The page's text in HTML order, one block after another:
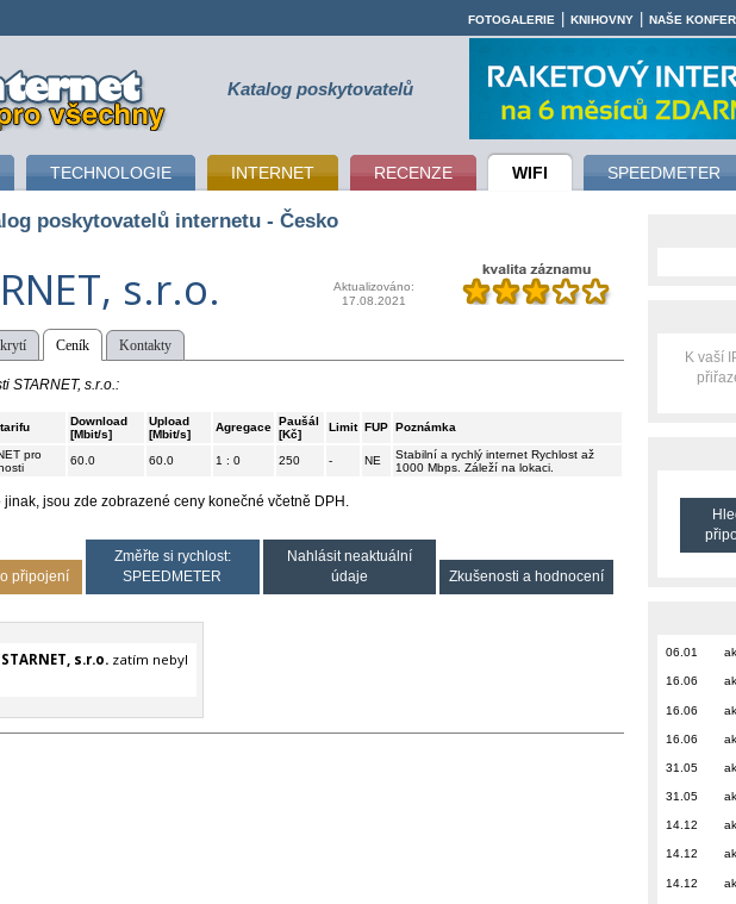
k internetu Katalog poskytovatelů
TECHNOLOGIE INTERNET RECENZE WIFI SPEEDMETER
FOTOGALERIE KNIHOVNY NAŠE
poskytovatelů internetu - Česko
s.r.o.
Aktualizováno:
17.08.2021
Ceník Kontakty
STARNET, s.r.o.:
Download
[Mbit/s]
Upload
[Mbit/s]
Agregace Paušál
[Kč]
Limit FUP Poznámka
pro
60.0 60.0 1 : 0 250 - NE
Stabilní a rychlý internet Rychlost až
1000 Mbps. Záleží na lokaci.
jsou zde zobrazené ceny konečné včetně DPH.
připojení
Změřte si rychlost:
SPEEDMETER
Nahlásit neaktuální
údaje
Zkušenosti a hodnocení
STARNET, s.r.o.zatím nebyl
K vaší
06.01
16.06
16.06
16.06
31.05
31.05
14.12
14.12
14.12